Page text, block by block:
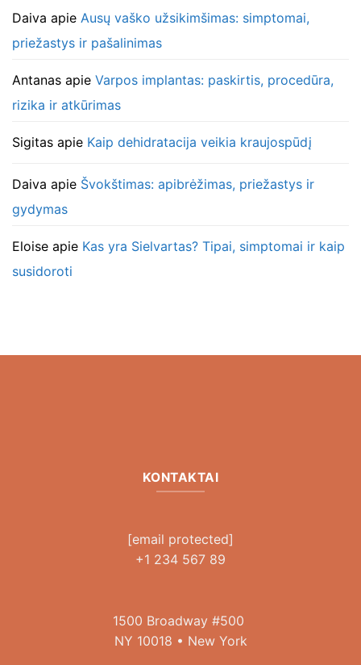
Daiva apie Ausų vaško užsikimšimas: simptomai,
priežastys ir pašalinimas
Antanas apie Varpos implantas: paskirtis, procedūra,
rizika ir atkūrimas
Sigitas apie Kaip dehidratacija veikia kraujospūdį
Daiva apie Švokštimas: apibrėžimas, priežastys ir
gydymas
Eloise apie Kas yra Sielvartas? Tipai, simptomai ir kaip
susidoroti
KONTAKTAI
[email protected]
+1 234 567 89
1500 Broadway #500
NY 10018 • New York